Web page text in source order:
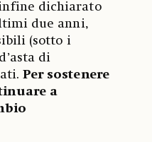
dichiarato
due anni,
(sotto i
di
Per sostenere
a